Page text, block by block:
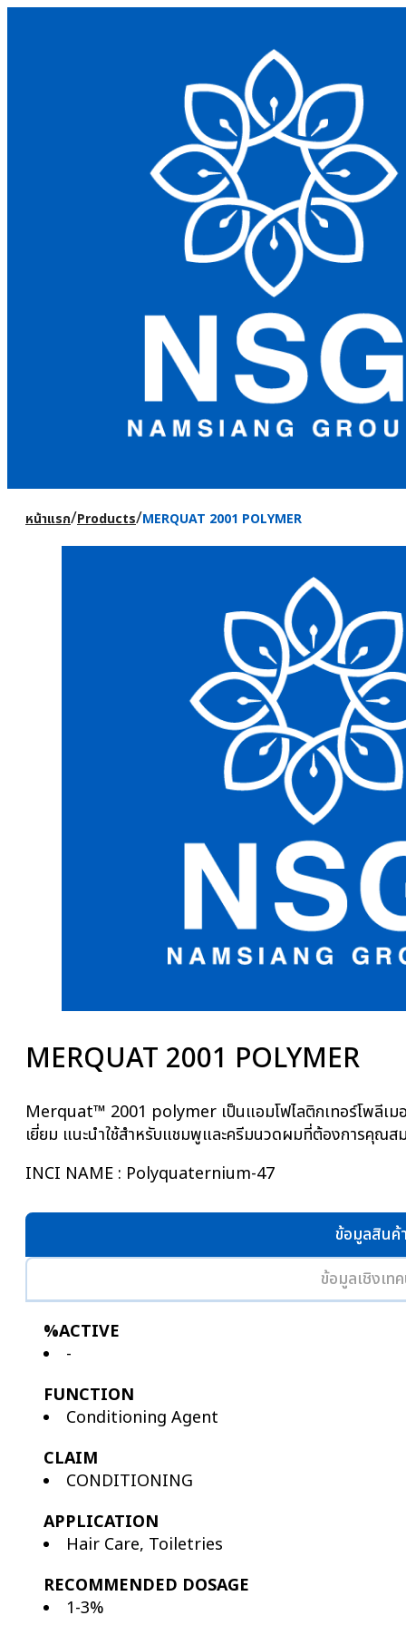
หน้าแรก/Products/MERQUAT 2001 POLYMER
MERQUAT 2001 POLYMER
Merquat™ 2001 polymer เป็นแอมโฟไลติกเทอร์โพลีเ
เยี่ยม แนะนำใช้สำหรับแชมพูและครีมนวดผมที่ต้องการคุณ
INCI NAME : Polyquaternium-47
ข้อมูลสินค้
ข้อมูลเชิงเท
%ACTIVE
-
FUNCTION
Conditioning Agent
CLAIM
CONDITIONING
APPLICATION
Hair Care, Toiletries
RECOMMENDED DOSAGE
1-3%